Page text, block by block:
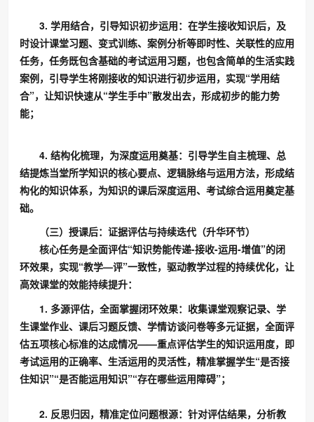
3. 学用结合，引导知识初步运用：在学生接收知识后，及
时设计课堂习题、变式训练、案例分析等即时性、关联性的应用
任务，任务既包含基础的考试运用习题，也包含简单的生活实践
案例，引导学生将刚接收的知识进行初步运用，实现“学用结
合”，让知识快速从“学生手中”散发出去，形成初步的能力势
能；
4. 结构化梳理，为深度运用奠基：引导学生自主梳理、总
结提炼当堂所学知识的核心要点、逻辑脉络与运用方法，形成结
构化的知识体系，为知识的课后深度运用、考试综合运用奠定基
础。
（三）授课后：证据评估与持续迭代（升华环节）
核心任务是全面评估“知识势能传递-接收-运用-增值”的闭
环效果，实现“教学—评”一致性，驱动教学过程的持续优化，让
高效课堂的效能持续提升：
1. 多源评估，全面掌握闭环效果：收集课堂观察记录、学
生课堂作业、课后习题反馈、学情访谈问卷等多元证据，全面评
估五项核心标准的达成情况——重点评估学生的知识运用度，即
考试运用的正确率、生活运用的灵活性，精准掌握学生“是否接
住知识”“是否能运用知识”“存在哪些运用障碍”；
2. 反思归因，精准定位问题根源：针对评估结果，分析教